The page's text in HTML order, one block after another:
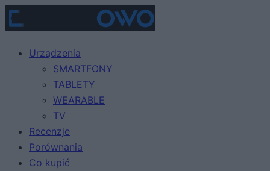
Urządzenia
SMARTFONY
TABLETY
WEARABLE
TV
Recenzje
Porównania
Co kupić